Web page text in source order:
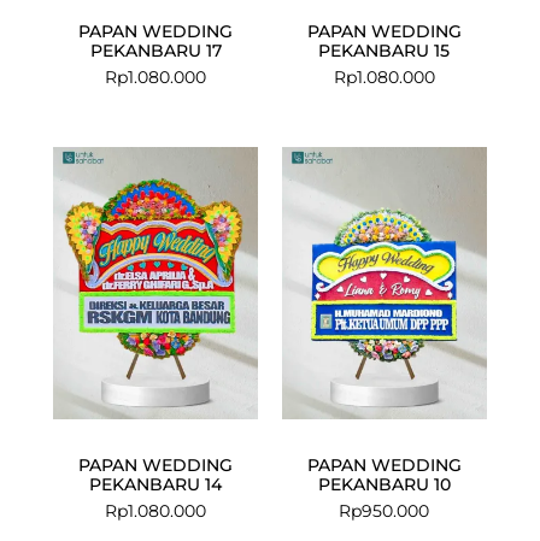
PAPAN WEDDING
PEKANBARU 17
Rp1.080.000
PAPAN WEDDING
PEKANBARU 15
Rp1.080.000
PAPAN WEDDING
PEKANBARU 14
Rp1.080.000
PAPAN WEDDING
PEKANBARU 10
Rp950.000